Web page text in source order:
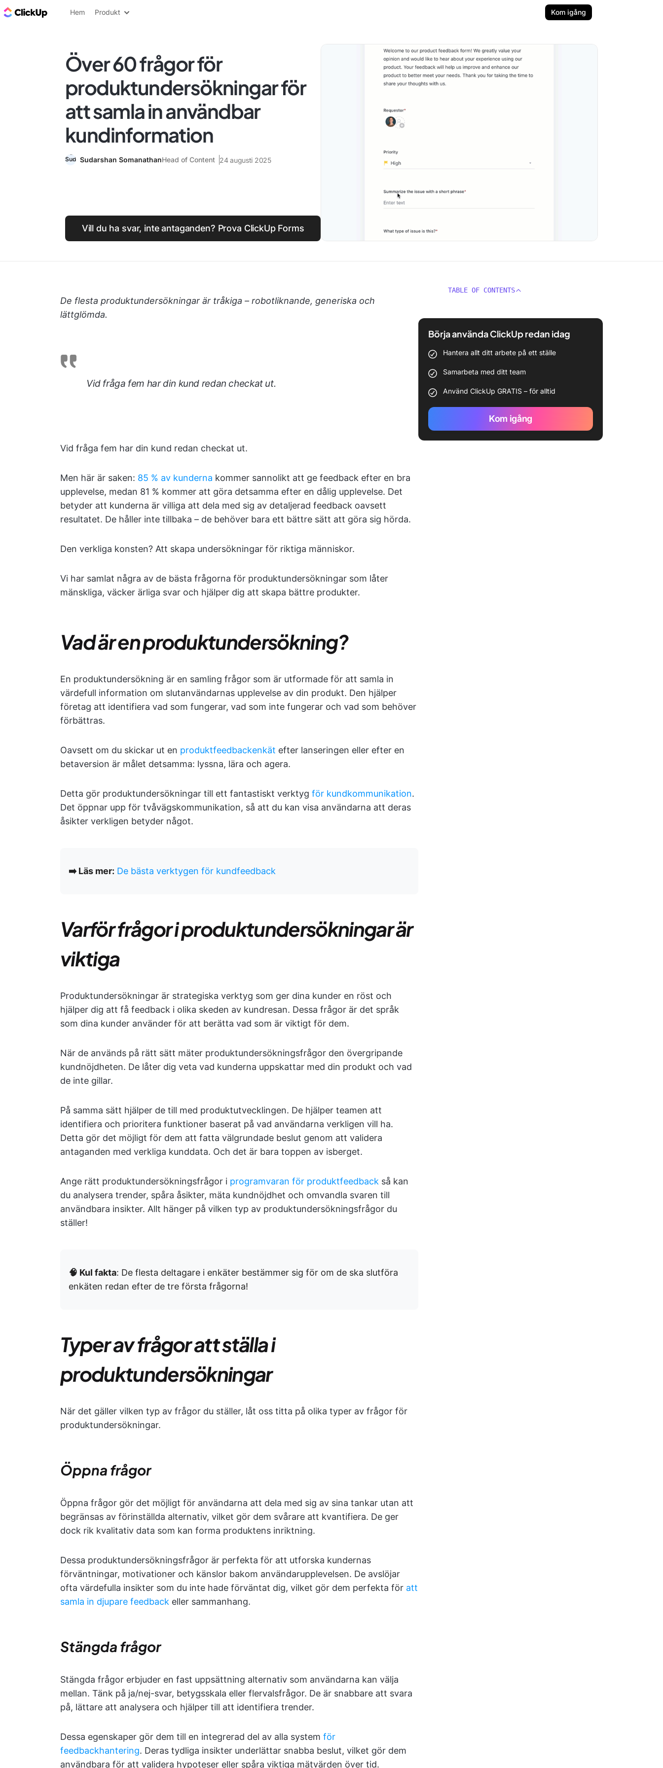
ClickUp-bloggen
Hem Produkt Kom igång
Över 60 frågor för
produktundersökningar för
att samla in användbar
kundinformation
Sudarshan SomanathanHead of Content 24 augusti 2025
Vill du ha svar, inte antaganden? Prova ClickUp Forms
De flesta produktundersökningar är tråkiga – robotliknande, generiska och
lättglömda.
Vid fråga fem har din kund redan checkat ut.
Vid fråga fem har din kund redan checkat ut.
Men här är saken: 85 % av kunderna kommer sannolikt att ge feedback efter en bra
upplevelse, medan 81 % kommer att göra detsamma efter en dålig upplevelse. Det
betyder att kunderna är villiga att dela med sig av detaljerad feedback oavsett
resultatet. De håller inte tillbaka – de behöver bara ett bättre sätt att göra sig hörda.
Den verkliga konsten? Att skapa undersökningar för riktiga människor.
Vi har samlat några av de bästa frågorna för produktundersökningar som låter
mänskliga, väcker ärliga svar och hjälper dig att skapa bättre produkter.
Vad är en produktundersökning?
En produktundersökning är en samling frågor som är utformade för att samla in
värdefull information om slutanvändarnas upplevelse av din produkt. Den hjälper
företag att identifiera vad som fungerar, vad som inte fungerar och vad som behöver
förbättras.
Oavsett om du skickar ut en produktfeedbackenkät efter lanseringen eller efter en
betaversion är målet detsamma: lyssna, lära och agera.
Detta gör produktundersökningar till ett fantastiskt verktyg för kundkommunikation.
Det öppnar upp för tvåvägskommunikation, så att du kan visa användarna att deras
åsikter verkligen betyder något.
➡️ Läs mer: De bästa verktygen för kundfeedback
Varför frågor i produktundersökningar är
viktiga
Produktundersökningar är strategiska verktyg som ger dina kunder en röst och
hjälper dig att få feedback i olika skeden av kundresan. Dessa frågor är det språk
som dina kunder använder för att berätta vad som är viktigt för dem.
När de används på rätt sätt mäter produktundersökningsfrågor den övergripande
kundnöjdheten. De låter dig veta vad kunderna uppskattar med din produkt och vad
de inte gillar.
På samma sätt hjälper de till med produktutvecklingen. De hjälper teamen att
identifiera och prioritera funktioner baserat på vad användarna verkligen vill ha.
Detta gör det möjligt för dem att fatta välgrundade beslut genom att validera
antaganden med verkliga kunddata. Och det är bara toppen av isberget.
Ange rätt produktundersökningsfrågor i programvaran för produktfeedback så kan
du analysera trender, spåra åsikter, mäta kundnöjdhet och omvandla svaren till
användbara insikter. Allt hänger på vilken typ av produktundersökningsfrågor du
ställer!
🧠 Kul fakta: De flesta deltagare i enkäter bestämmer sig för om de ska slutföra
enkäten redan efter de tre första frågorna!
Typer av frågor att ställa i
produktundersökningar
När det gäller vilken typ av frågor du ställer, låt oss titta på olika typer av frågor för
produktundersökningar.
Öppna frågor
Öppna frågor gör det möjligt för användarna att dela med sig av sina tankar utan att
begränsas av förinställda alternativ, vilket gör dem svårare att kvantifiera. De ger
dock rik kvalitativ data som kan forma produktens inriktning.
Dessa produktundersökningsfrågor är perfekta för att utforska kundernas
förväntningar, motivationer och känslor bakom användarupplevelsen. De avslöjar
ofta värdefulla insikter som du inte hade förväntat dig, vilket gör dem perfekta för att
samla in djupare feedback eller sammanhang.
Stängda frågor
Stängda frågor erbjuder en fast uppsättning alternativ som användarna kan välja
mellan. Tänk på ja/nej-svar, betygsskala eller flervalsfrågor. De är snabbare att svara
på, lättare att analysera och hjälper till att identifiera trender.
Dessa egenskaper gör dem till en integrerad del av alla system för
feedbackhantering. Deras tydliga insikter underlättar snabba beslut, vilket gör dem
användbara för att validera hypoteser eller spåra viktiga mätvärden över tid.
TABLE OF CONTENTS
Börja använda ClickUp redan idag
Hantera allt ditt arbete på ett ställe
Samarbeta med ditt team
Använd ClickUp GRATIS – för alltid
Kom igång